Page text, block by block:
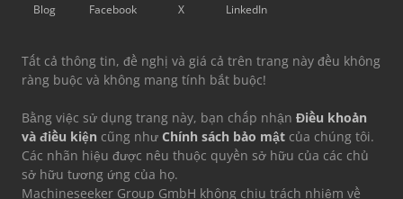
Blog Facebook X LinkedIn
Tất cả thông tin, đề nghị và giá cả trên trang này đều không
ràng buộc và không mang tính bắt buộc!
Bằng việc sử dụng trang này, bạn chấp nhận Điều khoản
và điều kiện cũng như Chính sách bảo mật của chúng tôi.
Các nhãn hiệu được nêu thuộc quyền sở hữu của các chủ
sở hữu tương ứng của họ.
Machineseeker Group GmbH không chịu trách nhiệm về